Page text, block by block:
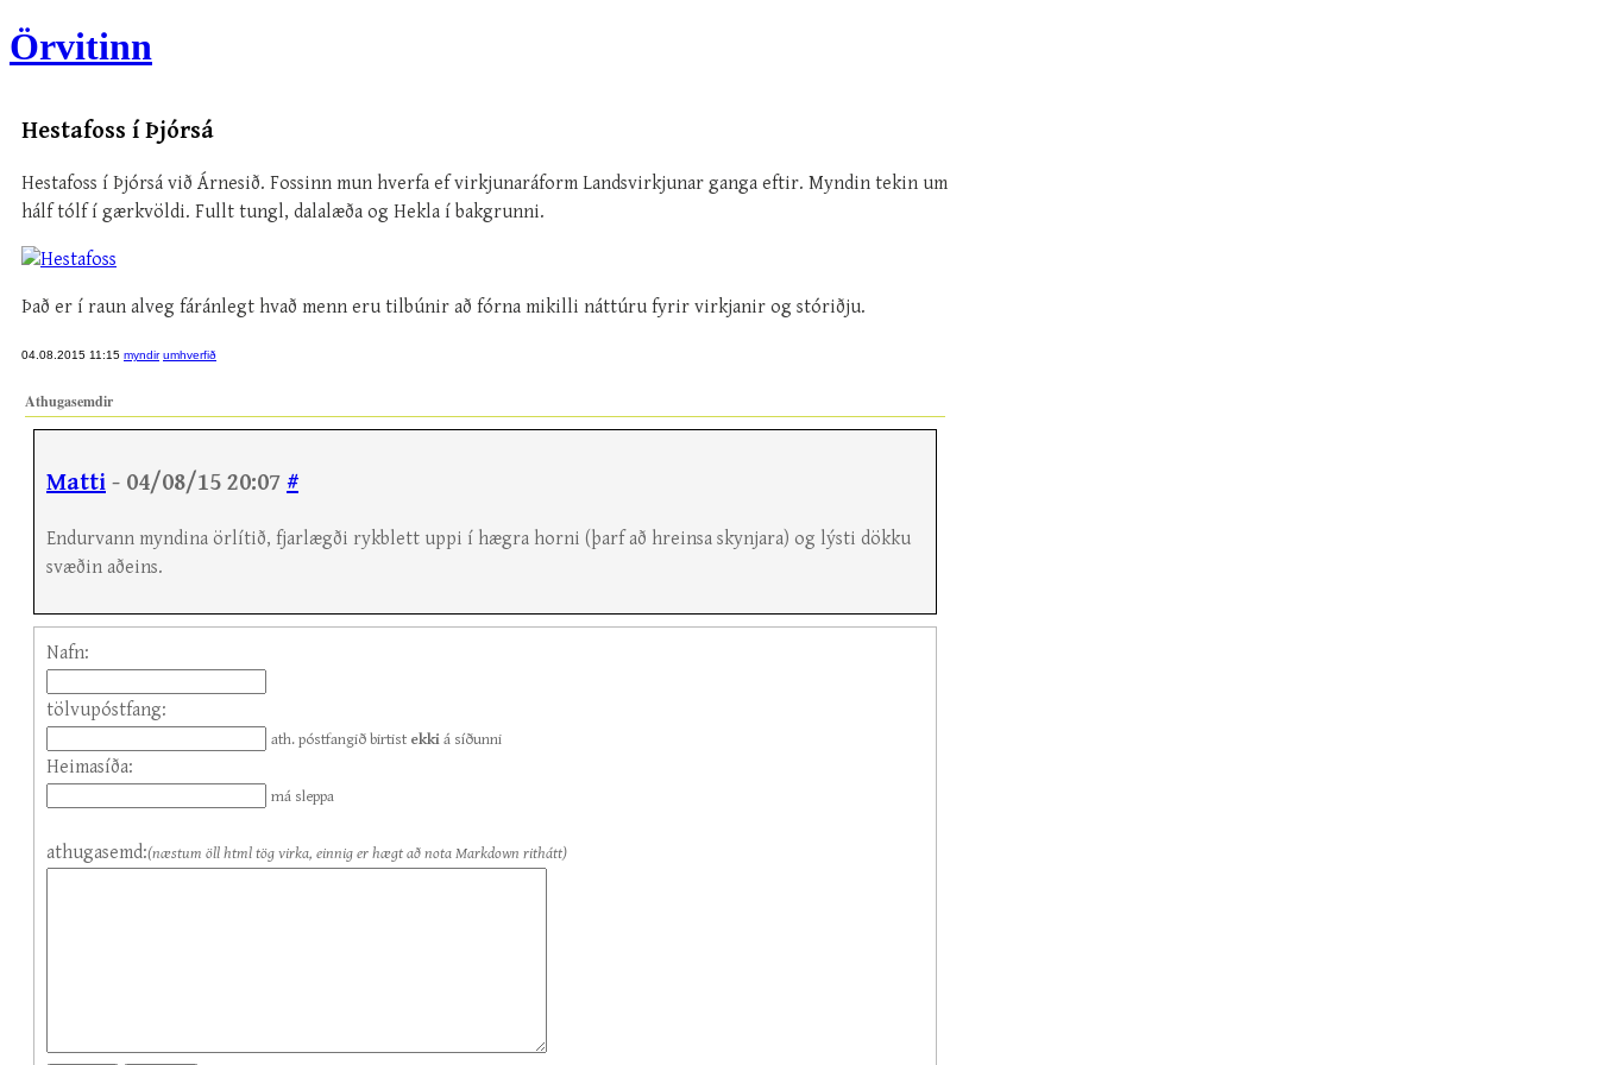
Örvitinn
Hestafoss í Þjórsá
Hestafoss í Þjórsá við Árnesið. Fossinn mun hverfa ef virkjunaráform Landsvirkjunar ganga eftir. Myndin tekin um
hálf tólf í gærkvöldi. Fullt tungl, dalalæða og Hekla í bakgrunni.
Það er í raun alveg fáránlegt hvað menn eru tilbúnir að fórna mikilli náttúru fyrir virkjanir og stóriðju.
04.08.2015 11:15 myndir umhverfið
Athugasemdir
Matti - 04/08/15 20:07 #
Endurvann myndina örlítið, fjarlægði rykblett uppi í hægra horni (þarf að hreinsa skynjara) og lýsti dökku
svæðin aðeins.
Nafn:
tölvupóstfang:
ath. póstfangið birtist ekkiá síðunni
Heimasíða:
má sleppa
athugasemd:(næstum öll html tög virka, einnig er hægt að nota Markdown rithátt)